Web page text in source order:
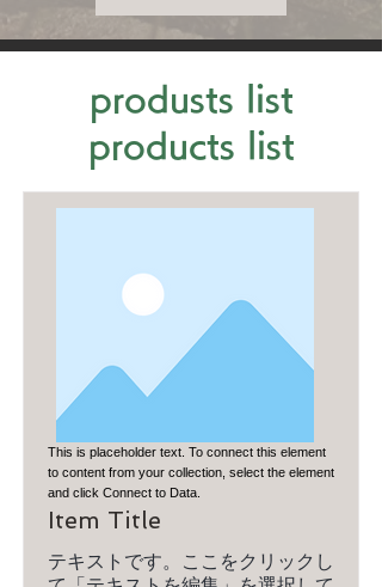
produsts list
products list
This is placeholder text. To connect this element
to content from your collection, select the element
and click Connect to Data.
Item Title
テキストです。ここをクリックし